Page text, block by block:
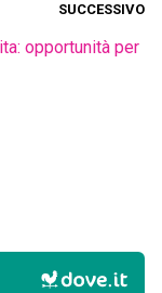
SUCCESSIVO
opportunità per